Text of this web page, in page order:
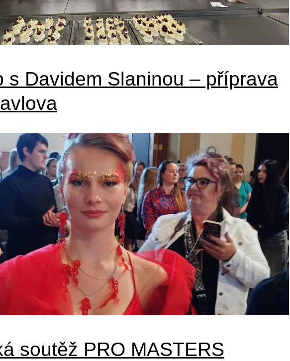
s Davidem Slaninou – příprava
soutěž PRO MASTERS